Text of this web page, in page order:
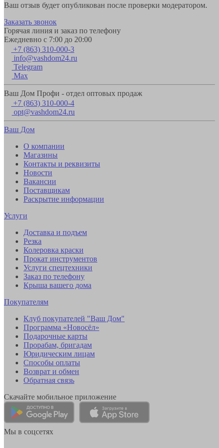
Ваш отзыв будет опубликован после проверки модератором.
Заказать звонок
Горячая линия и заказ по телефону
Ежедневно с 7:00 до 20:00
+7 (863) 310-000-3
info@vashdom24.ru
Telegram
Max
Ваш Дом Профи - отдел оптовых продаж
+7 (863) 310-000-4
opt@vashdom24.ru
Ваш Дом
О компании
Магазины
Контакты и реквизиты
Новости
Вакансии
Поставщикам
Раскрытие информации
Услуги
Доставка и подъем
Резка
Колеровка краски
Прокат инструментов
Услуги спецтехники
Заказ по телефону
Крыша вашего дома
Покупателям
Клуб покупателей "Ваш Дом"
Программа «Новосёл»
Подарочные карты
Прорабам, бригадам
Юридическим лицам
Способы оплаты
Возврат и обмен
Обратная связь
Скачайте мобильное приложение
Мы в соцсетях